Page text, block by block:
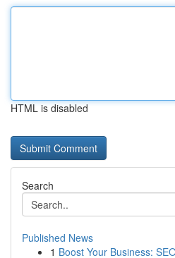
HTML is disabled
Search
Published News
1 Boost Your Business: